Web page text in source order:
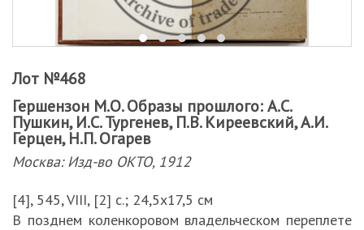
Лот №468
Гершензон М.О. Образы прошлого: А.С.
Пушкин, И.С. Тургенев, П.В. Киреевский, А.И.
Герцен, Н.П. Огарев
Москва: Изд-во ОКТО, 1912
[4], 545, VIII, [2] с.; 24,5х17,5 см
В позднем коленкоровом владельческом переплете